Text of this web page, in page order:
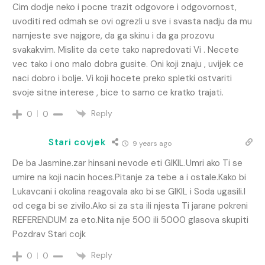
Cim dodje neko i pocne trazit odgovore i odgovornost,
uvoditi red odmah se ovi ogrezli u sve i svasta nadju da mu
namjeste sve najgore, da ga skinu i da ga prozovu
svakakvim. Mislite da cete tako napredovati Vi . Necete
vec tako i ono malo dobra gusite. Oni koji znaju , uvijek ce
naci dobro i bolje. Vi koji hocete preko spletki ostvariti
svoje sitne interese , bice to samo ce kratko trajati.
0 0 Reply
Stari covjek 9 years ago
De ba Jasmine.zar hinsani nevode eti GIKIL.Umri ako Ti se
umire na koji nacin hoces.Pitanje za tebe a i ostale.Kako bi
Lukavcani i okolina reagovala ako bi se GIKIL i Soda ugasili.I
od cega bi se zivilo.Ako si za sta ili njesta Ti jarane pokreni
REFERENDUM za eto.Nita nije 500 ili 5000 glasova skupiti
Pozdrav Stari cojk
0 0 Reply